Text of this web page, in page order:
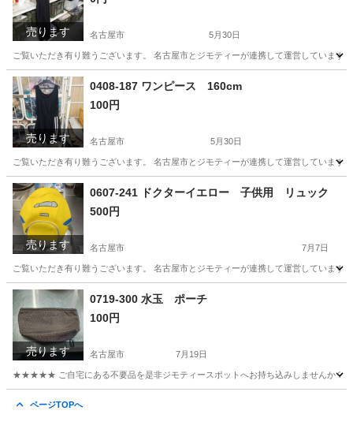
売ります 名古屋市 5月30日
ご覧いただき有り難うございます。 名古屋市とジモティーが連携して運営してい
愛知 名古屋市
売ります
0408-187 ワンピース 160cm
100円
名古屋市 5月30日
ご覧いただき有り難うございます。 名古屋市とジモティーが連携して運営してい
愛知 名古屋市 リユース
売ります
0607-241 ドクターイエロー 子供用 リュック
500円
名古屋市 7月7日
ご覧いただき有り難うございます。 名古屋市とジモティーが連携して運営してい
愛知 名古屋市 リユース
売ります
0719-300 水玉 ポーチ
100円
名古屋市 7月19日
★★★★★ ご自宅にある不要品を是非ジモティースポットへお持ち込みしませんか？
ページTOPへ